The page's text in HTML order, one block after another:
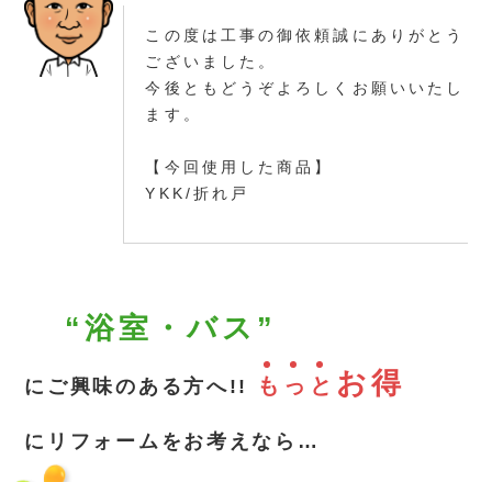
この度は工事の御依頼誠にありがとう
ございました。
今後ともどうぞよろしくお願いいたし
ます。
【今回使用した商品】
YKK/折れ戸
“浴室・バス”
にご興味のある方へ!! も っ と お得
にリフォームをお考えなら…